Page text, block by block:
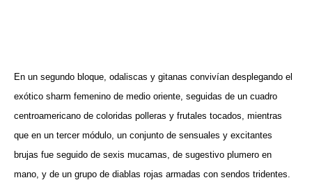
En un segundo bloque, odaliscas y gitanas convivían desplegando el
exótico sharm femenino de medio oriente, seguidas de un cuadro
centroamericano de coloridas polleras y frutales tocados, mientras
que en un tercer módulo, un conjunto de sensuales y excitantes
brujas fue seguido de sexis mucamas, de sugestivo plumero en
mano, y de un grupo de diablas rojas armadas con sendos tridentes.